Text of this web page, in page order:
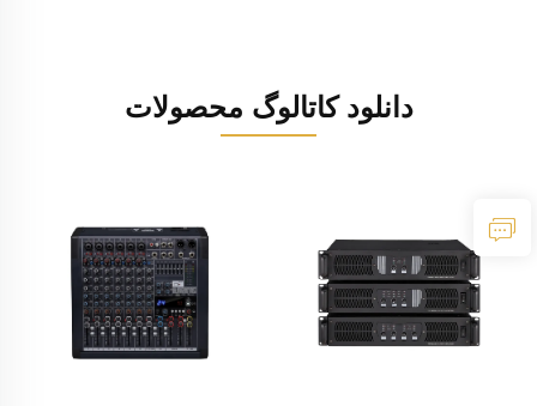
دانلود کاتالوگ محصولات